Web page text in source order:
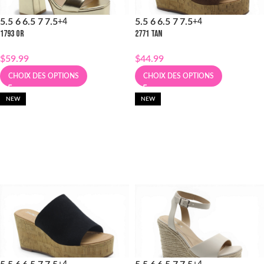
5.5 6 6.5 7 7.5+4
1793 OR
$59.99
CHOIX DES OPTIONS
5.5 6 6.5 7 7.5+4
2771 TAN
$44.99
CHOIX DES OPTIONS
NEW NEW